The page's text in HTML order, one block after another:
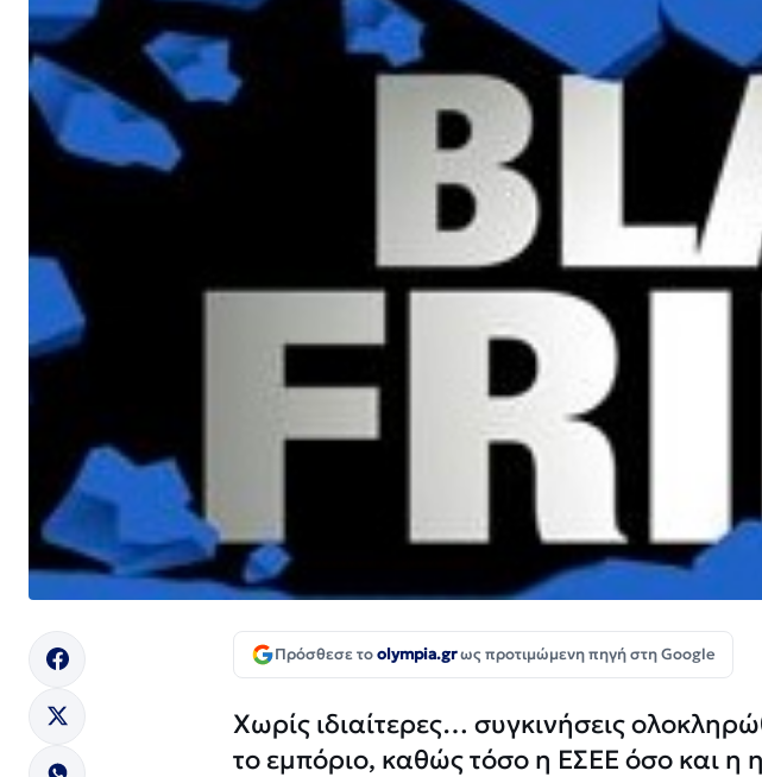
Πρόσθεσε τοolympia.grως προτιμώμενη πηγή στη Google
Χωρίς ιδιαίτερες… συγκινήσεις
το εμπόριο, καθώς τόσο η ΕΣΕΕ όσο και η